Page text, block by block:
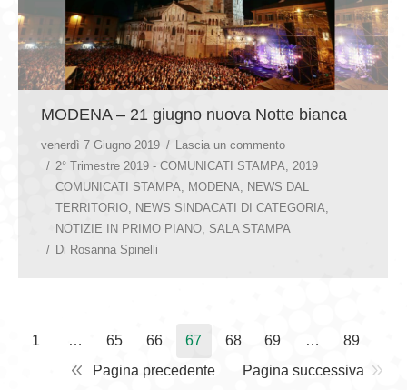
MODENA – 21 giugno nuova Notte bianca
venerdì 7 Giugno 2019
Lascia un commento
2° Trimestre 2019 - COMUNICATI STAMPA, 2019
COMUNICATI STAMPA, MODENA, NEWS DAL
TERRITORIO, NEWS SINDACATI DI CATEGORIA,
NOTIZIE IN PRIMO PIANO, SALA STAMPA
Di Rosanna Spinelli
1 … 65 66 67 68 69 …
89
Pagina precedente
Pagina successiva